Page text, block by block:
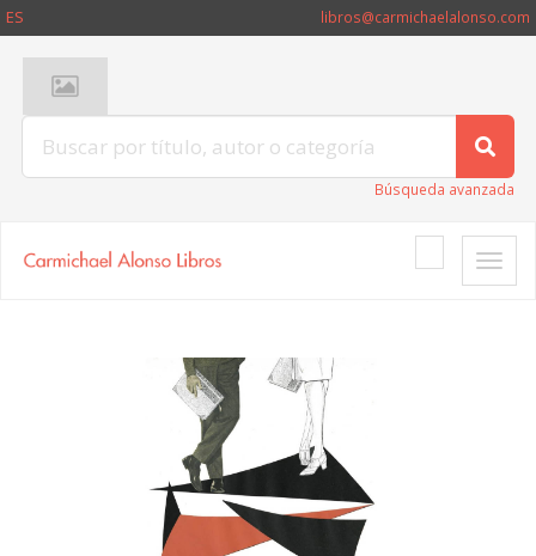
ES libros@carmichaelalonso.com
Búsqueda avanzada
Toggle